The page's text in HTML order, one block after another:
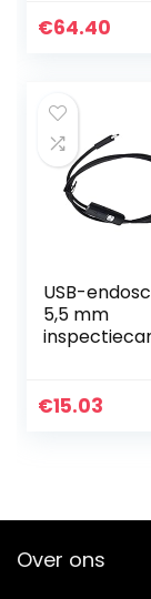
HD
€64.40
USB-
5,5 mm
€15.03
Over ons